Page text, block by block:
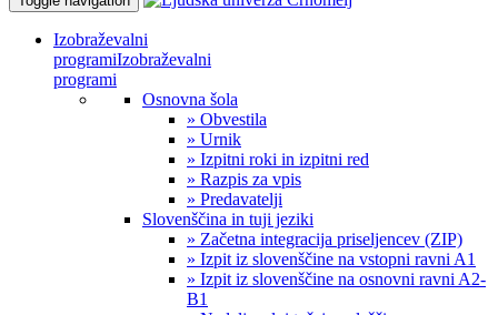
Izobraževalni
programiIzobraževalni
programi
Osnovna šola
» Obvestila
» Urnik
» Izpitni roki in izpitni red
» Razpis za vpis
» Predavatelji
Slovenščina in tuji jeziki
» Začetna integracija priseljencev (ZIP)
» Izpit iz slovenščine na vstopni ravni A1
» Izpit iz slovenščine na osnovni ravni A2-
B1